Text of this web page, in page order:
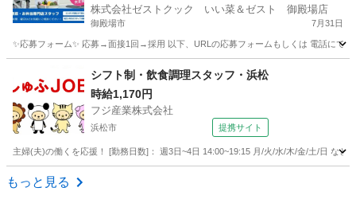
株式会社ゼストクック いい菜＆ゼスト 御殿場店
御殿場市 7月31日
✨応募フォーム✨ 応募→面接1回→採用 以下、URLの応募フォームもしくは 電話にて
キッチン スタッフ
シフト制・飲食調理スタッフ・浜松
時給1,170円
フジ産業株式会社
浜松市 提携サイト
主婦(夫)の働くを応援！ [勤務日数]： 週3日~4日 14:00~19:15 月/火/水/木/金/土/日 な
静岡 浜松市
もっと見る